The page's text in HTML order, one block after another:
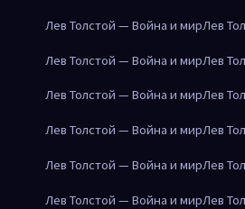
Лев Толстой — Война и мирЛев
Лев Толстой — Война и мирЛев
Лев Толстой — Война и мирЛев
Лев Толстой — Война и мирЛев
Лев Толстой — Война и мирЛев
Лев Толстой — Война и мирЛев